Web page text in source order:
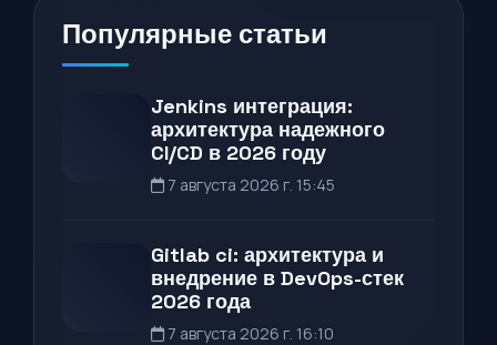
Популярные статьи
Jenkins интеграция:
архитектура надежного
CI/CD в 2026 году
7 августа 2026 г. 15:45
Gitlab ci: архитектура и
внедрение в DevOps-стек
2026 года
7 августа 2026 г. 16:10